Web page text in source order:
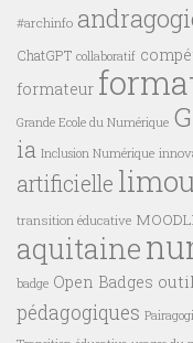
#archinfo
ChatGPT collaboratif
formateur
Grande Ecole du Numérique
ia Inclusion Numérique
artificielle
transition éducative
aquitaine
badge Open Badges
pédagogiques